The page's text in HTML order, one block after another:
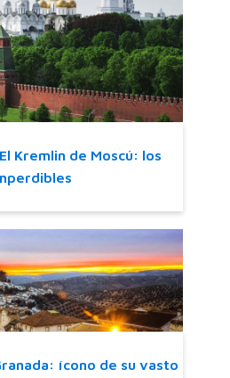
Kremlin de Moscú: los
ícono de su vasto